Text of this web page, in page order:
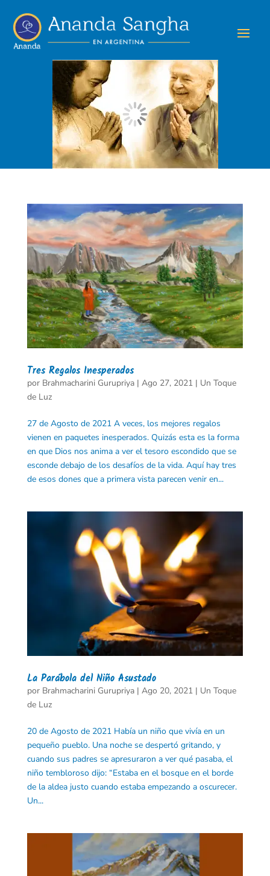
Tres Regalos Inesperados
por Brahmacharini Gurupriya| Ago 27, 2021| Un Toque
de Luz
27 de Agosto de 2021 A veces, los mejores regalos
vienen en paquetes inesperados. Quizás esta es la forma
en que Dios nos anima a ver el tesoro escondido que se
esconde debajo de los desafíos de la vida. Aquí hay tres
de esos dones que a primera vista parecen venir en...
La Parábola del Niño Asustado
por Brahmacharini Gurupriya| Ago 20, 2021| Un Toque
de Luz
20 de Agosto de 2021 Había un niño que vivía en un
pequeño pueblo. Una noche se despertó gritando, y
cuando sus padres se apresuraron a ver qué pasaba, el
niño tembloroso dijo: “Estaba en el bosque en el borde
de la aldea justo cuando estaba empezando a oscurecer.
Un...